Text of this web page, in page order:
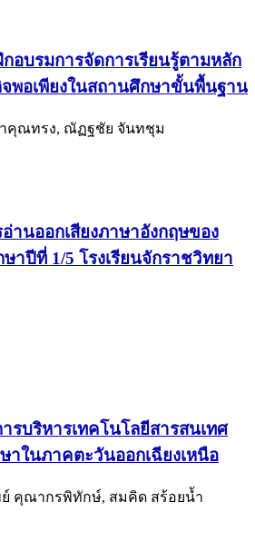
อบรมการจัดการเรียนรู้ตามหลัก
พอเพียงในสถานศึกษาขั้นพื้นฐาน
าคุณทรง, ณัฏฐชัย จันทชุม
านออกเสียงภาษาอังกฤษของ
าปีที่ 1/5 โรงเรียนจักราชวิทยา
รบริหารเทคโนโลยีสารสนเทศ
าในภาคตะวันออกเฉียงเหนือ
คุณากรพิทักษ์, สมคิด สร้อยน้ำ